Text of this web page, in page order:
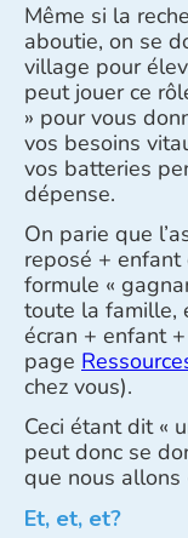
Même si la
aboutie, on se
village pour
peut jouer ce
» pour vous
vos besoins
vos batteries
dépense.
On parie que
reposé + enfant
formule «
toute la famille,
écran + enfant
page
chez vous).
Ceci étant dit «
peut donc se
que nous allons
Et, et, et?